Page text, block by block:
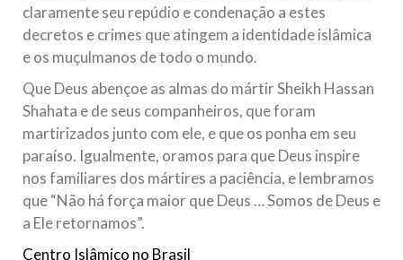
claramente seu repúdio e condenação a estes
decretos e crimes que atingem a identidade islâmica
e os muçulmanos de todo o mundo.
Que Deus abençoe as almas do mártir Sheikh Hassan
Shahata e de seus companheiros, que foram
martirizados junto com ele, e que os ponha em seu
paraíso. Igualmente, oramos para que Deus inspire
nos familiares dos mártires a paciência, e lembramos
que “Não há força maior que Deus … Somos de Deus e
a Ele retornamos”.
Centro Islâmico no Brasil